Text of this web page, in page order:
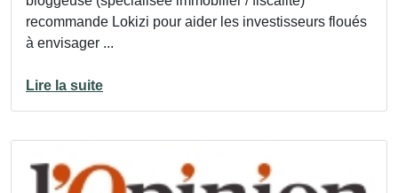
recommande Lokizi pour aider les investisseurs floués
à envisager ...
Lire la suite